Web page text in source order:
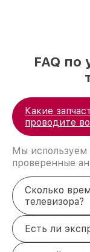
FAQ
Какие
проводите
Мы
проверенные
Сколько
телевизора?
Есть ли